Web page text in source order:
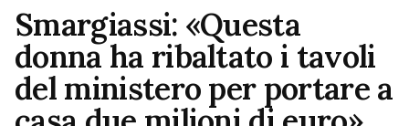
Smargiassi: «Questa
donna ha ribaltato i tavoli
del ministero per portare a